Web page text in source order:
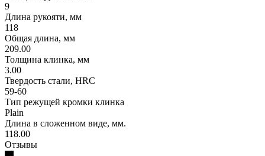
9
Длина рукояти, мм
118
Общая длина, мм
209.00
Толщина клинка, мм
3.00
Твердость стали, HRC
59-60
Тип режущей кромки клинка
Plain
Длина в сложенном виде, мм.
118.00
Отзывы